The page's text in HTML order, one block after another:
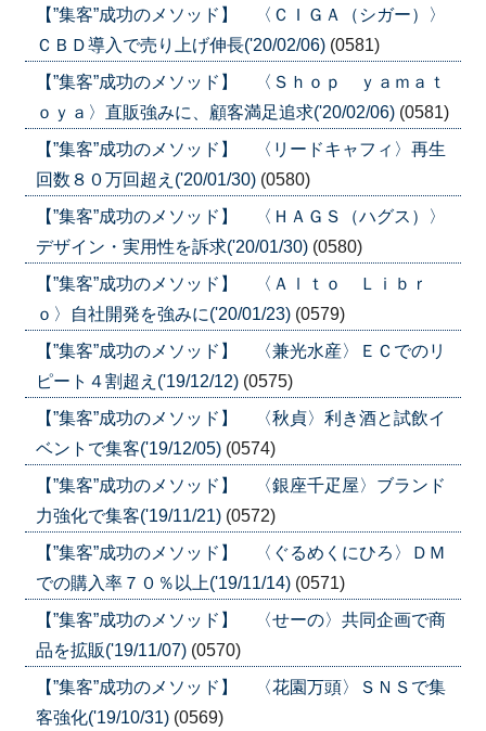
【”集客”成功のメソッド】 〈ＣＩＧＡ（シガー）〉
ＣＢＤ導入で売り上げ伸長('20/02/06) (0581)
【”集客”成功のメソッド】 〈Ｓｈｏｐ ｙａｍａｔ
ｏｙａ〉直販強みに、顧客満足追求('20/02/06) (0581)
【”集客”成功のメソッド】 〈リードキャフィ〉再生
回数８０万回超え('20/01/30) (0580)
【”集客”成功のメソッド】 〈ＨＡＧＳ（ハグス）〉
デザイン・実用性を訴求('20/01/30) (0580)
【”集客”成功のメソッド】 〈Ａｌｔｏ Ｌｉｂｒ
ｏ〉自社開発を強みに('20/01/23) (0579)
【”集客”成功のメソッド】 〈兼光水産〉ＥＣでのリ
ピート４割超え('19/12/12) (0575)
【”集客”成功のメソッド】 〈秋貞〉利き酒と試飲イ
ベントで集客('19/12/05) (0574)
【”集客”成功のメソッド】 〈銀座千疋屋〉ブランド
力強化で集客('19/11/21) (0572)
【”集客”成功のメソッド】 〈ぐるめくにひろ〉ＤＭ
での購入率７０％以上('19/11/14) (0571)
【”集客”成功のメソッド】 〈せーの〉共同企画で商
品を拡販('19/11/07) (0570)
【”集客”成功のメソッド】 〈花園万頭〉ＳＮＳで集
客強化('19/10/31) (0569)